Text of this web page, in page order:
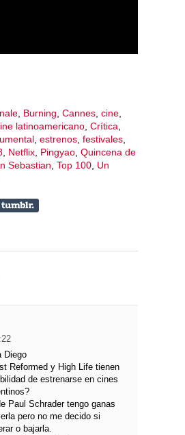
, Burning, Cannes, cine,
latinoamericano, Crítica,
, estrenos, festivales,
, Netflix, Pingyao, Quincena de
Sebastian, Top 100, Un
Diego
Reformed y High Life tienen
de estrenarse en cines
Paul Schrader tengo ganas
pero no me decido si
o bajarla.